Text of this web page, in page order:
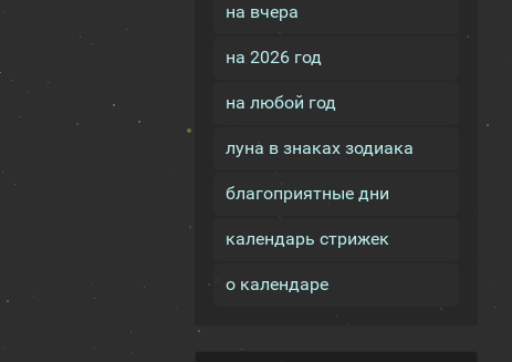
на вчера
на 2026 год
на любой год
луна в знаках зодиака
благоприятные дни
календарь стрижек
о календаре